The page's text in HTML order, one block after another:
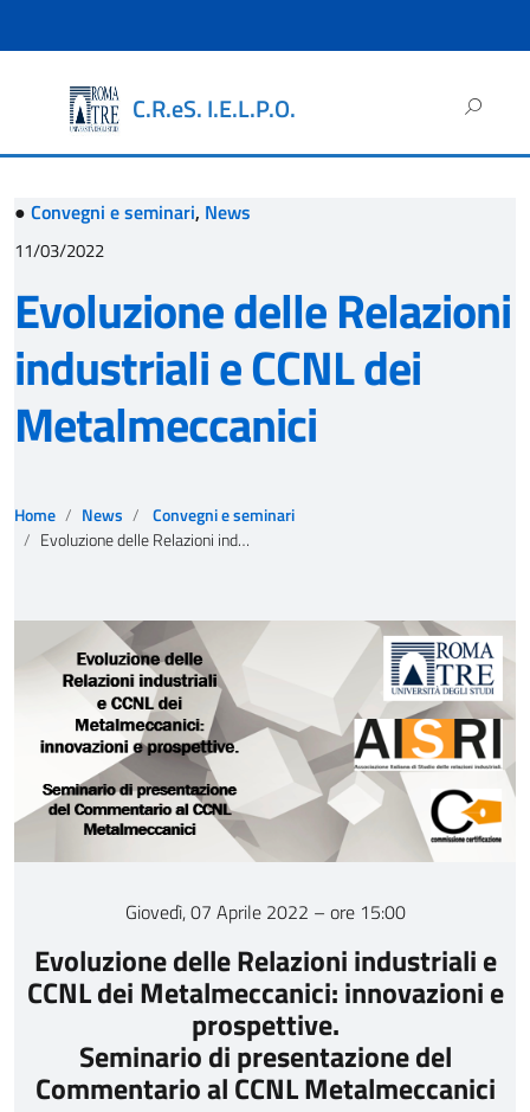
C.R.eS. I.E.L.P.O.
per:
● Convegni e seminari, News
11/03/2022
Evoluzione delle Relazioni
industriali e CCNL dei
Metalmeccanici
Home News
Convegni e seminari
Evoluzione delle Relazioni industriali e CCNL dei Metalmeccanici
Giovedì, 07 Aprile 2022 – ore 15:00
Evoluzione delleRelazioni industrialie
CCNL deiMetalmeccanici:innovazioni e
prospettive.
Seminario di presentazione del
Commentario al CCNL Metalmeccanici